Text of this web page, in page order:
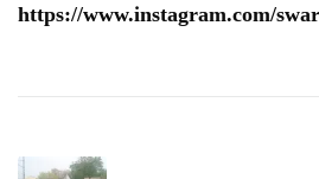
https://www.instagram.com/